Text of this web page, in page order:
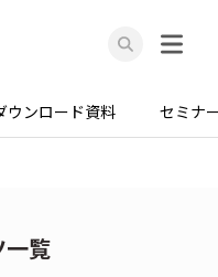
ウンロード資料 セミナ
一覧